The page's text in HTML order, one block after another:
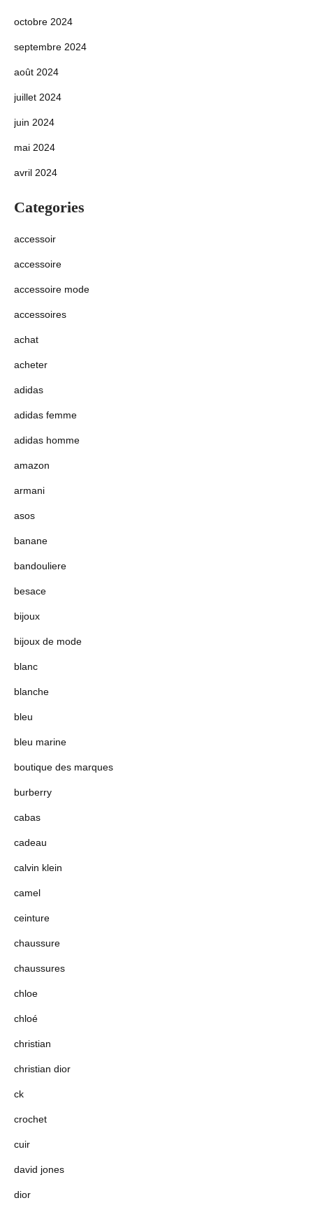
octobre 2024
septembre 2024
août 2024
juillet 2024
juin 2024
mai 2024
avril 2024
Categories
accessoir
accessoire
accessoire mode
accessoires
achat
acheter
adidas
adidas femme
adidas homme
amazon
armani
asos
banane
bandouliere
besace
bijoux
bijoux de mode
blanc
blanche
bleu
bleu marine
boutique des marques
burberry
cabas
cadeau
calvin klein
camel
ceinture
chaussure
chaussures
chloe
chloé
christian
christian dior
ck
crochet
cuir
david jones
dior